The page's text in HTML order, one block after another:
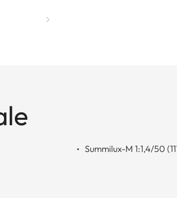
Summilux-M 1:1,4/50